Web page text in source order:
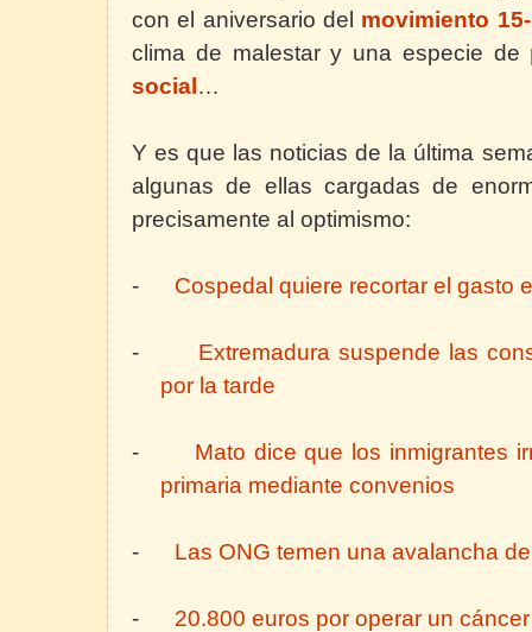
con el aniversario del movimiento
clima de malestar y una especie de
social …
Y es que las noticias de la última
algunas de ellas cargadas de
precisamente al optimismo:
- Cospedal quiere recortar el gasto
-
Extremadura suspende las
por la tarde
-
Mato dice que los inmigrantes
primaria mediante convenios
- Las ONG temen una avalancha
- 20.800 euros por operar un cáncer